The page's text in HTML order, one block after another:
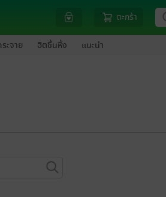
ตะกร้า
ะจาย ฮิตขึ้นหิ้ง แนะนำ